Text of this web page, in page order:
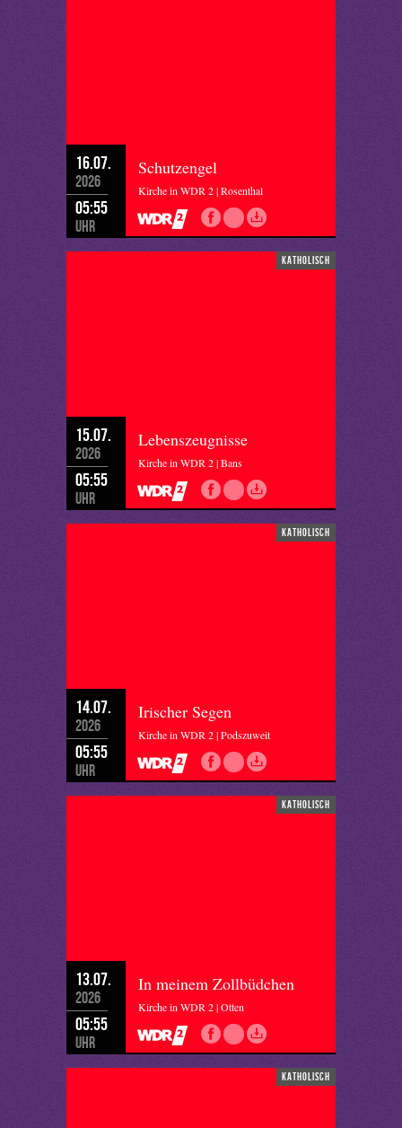
16.07.
2026
05:55
Uhr
Schutzengel
Kirche in WDR 2 | Rosenthal
katholisch
15.07.
2026
05:55
Uhr
Lebenszeugnisse
Kirche in WDR 2 | Bans
katholisch
14.07.
2026
05:55
Uhr
Irischer Segen
Kirche in WDR 2 | Podszuweit
katholisch
13.07.
2026
05:55
Uhr
In meinem Zollbüdchen
Kirche in WDR 2 | Otten
katholisch